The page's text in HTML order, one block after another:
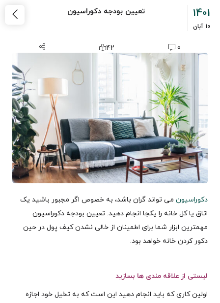
1401
10 آبان
تعیین بودجه دکوراسیون
0
42
دکوراسیون می تواند گران باشد، به خصوص اگر مجبور باشید یک
اتاق یا کل خانه را یکجا انجام دهید. تعیین بودجه دکوراسیون
مهمترین ابزار شما برای اطمینان از خالی نشدن کیف پول در حین
دکور کردن خانه خواهد بود.
لیستی از علاقه مندی ها بسازید
اولین کاری که باید انجام دهید این است که به تخیل خود اجازه